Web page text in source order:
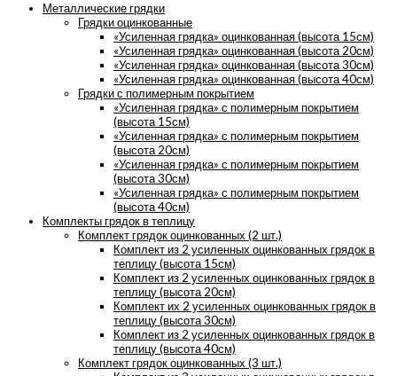
Металлические грядки
Грядки оцинкованные
«Усиленная грядка» оцинкованная (высота 15см)
«Усиленная грядка» оцинкованная (высота 20см)
«Усиленная грядка» оцинкованная (высота 30см)
«Усиленная грядка» оцинкованная (высота 40см)
Грядки с полимерным покрытием
«Усиленная грядка» с полимерным покрытием
(высота 15см)
«Усиленная грядка» с полимерным покрытием
(высота 20см)
«Усиленная грядка» с полимерным покрытием
(высота 30см)
«Усиленная грядка» с полимерным покрытием
(высота 40см)
Комплекты грядок в теплицу
Комплект грядок оцинкованных (2 шт.)
Комплект из 2 усиленных оцинкованных грядок в
теплицу (высота 15см)
Комплект из 2 усиленных оцинкованных грядок в
теплицу (высота 20см)
Комплект их 2 усиленных оцинкованных грядок в
теплицу (высота 30см)
Комплект из 2 усиленных оцинкованных грядок в
теплицу (высота 40см)
Комплект грядок оцинкованных (3 шт.)